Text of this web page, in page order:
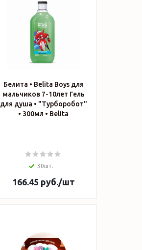
Белита • Belita Boys для
мальчиков 7-10лет Гель
для душа • "Турборобот"
• 300мл • Belita
30шт.
166.45 руб./шт